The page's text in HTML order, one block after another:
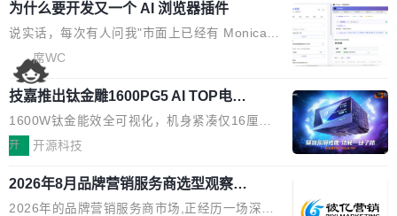
为什么要开发又一个 AI 浏览器插件
说实话，每次有人问我"市面上已经有 Monica、
Sider、Copilot for Chrome 这些 AI 浏览器插件
了，你为什么还要再做一个"，我都觉得这个问题
问得好。 因为我自己也是从用户变成开发者的。
现有产品的天花板 我用过不少 AI 浏览器插件。
刚开始觉得都挺好——选中一段文字，弹出解
要。但用久了你会发现，它们本质上都是同一类
东西：一个带网页上下文的聊天框。 它们能读取
席WC
技嘉推出钛金雕1600PG5 AI TOP电
源：为发烧级主机与本地AI算力打造旗
舰供电方案
1600W钛金能效全可视化，机身紧凑仅16厘米
继2026台北电脑展首度亮相后，技嘉科技近日正
电源专为发烧级DIY主机与本地AI算力平台打
造，整机长度仅16厘米，提供1600W额定功率
开 开源科技
2026年8月品牌营销服务商选型观察：
从流量思维到品牌资产思维的范式转移
2026年的品牌营销服务商市场,正经历一场深刻